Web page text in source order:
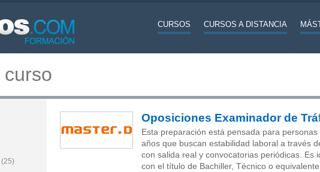
CURSOS CURSOS A DISTANCIA
(25)
Oposiciones Examinador de
Esta preparación está pensada para
años que buscan estabilidad laboral a través
con salida real y convocatorias periódicas. Es
con el título de Bachiller, Técnico o